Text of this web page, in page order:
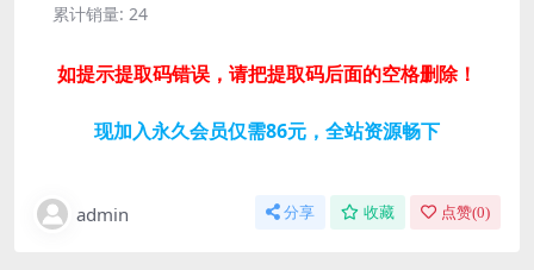
累计销量: 24
如提示提取码错误，请把提取码后面的空格删除！
现加入永久会员仅需86元，全站资源畅下
admin 分享 收藏 点赞(0)